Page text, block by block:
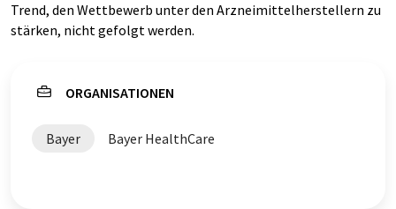
Trend, den Wettbewerb unter den Arzneimittelherstellern zu
stärken, nicht gefolgt werden.
ORGANISATIONEN
Bayer Bayer HealthCare